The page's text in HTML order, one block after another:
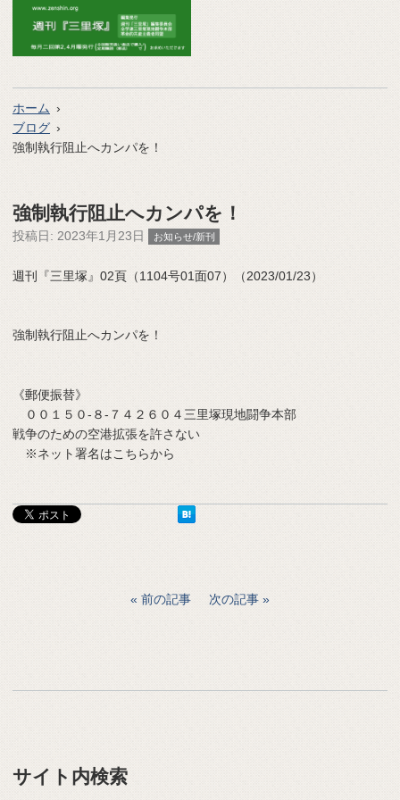
ホーム
ブログ
強制執行阻止へカンパを！
強制執行阻止へカンパを！
投稿日: 2023年1月23日 お知らせ/新刊
週刊『三里塚』02頁（1104号01面07）（2023/01/23）
強制執行阻止へカンパを！
《郵便振替》
００１５０‐８‐７４２６０４三里塚現地闘争本部
戦争のための空港拡張を許さない
※ネット署名はこちらから
前の記事 次の記事
サイト内検索